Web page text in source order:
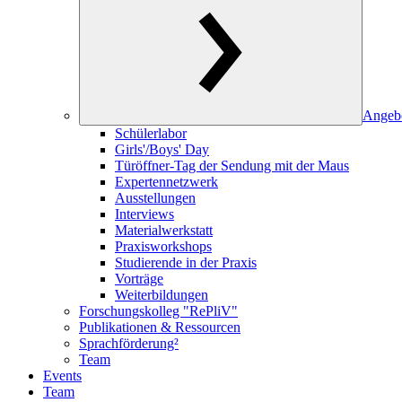
Schülerlabor
Girls'/Boys' Day
Türöffner-Tag der Sendung mit der Maus
Expertennetzwerk
Ausstellungen
Interviews
Materialwerkstatt
Praxisworkshops
Studierende in der Praxis
Vorträge
Weiterbildungen
Forschungskolleg "RePliV"
Publikationen & Ressourcen
Sprachförderung²
Team
Events
Team